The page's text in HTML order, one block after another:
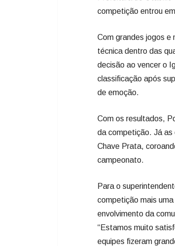
competição entrou
Com grandes jogos e
técnica dentro das
decisão ao vencer o
classificação após
de emoção.
Com os resultados,
da competição. Já as
Chave Prata,
campeonato.
Para o
competição mais
envolvimento da
“Estamos muito
equipes fizeram